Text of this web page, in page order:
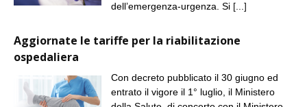
dell’emergenza-urgenza. Si [...]
Aggiornate le tariffe per la riabilitazione
ospedaliera
Con decreto pubblicato il 30 giugno ed
entrato il vigore il 1° luglio, il Ministero